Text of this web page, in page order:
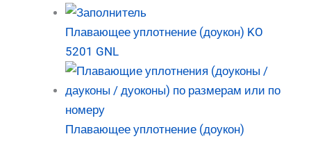
Плавающее уплотнение (доукон) KO
5201 GNL
Плавающее уплотнение (доукон)